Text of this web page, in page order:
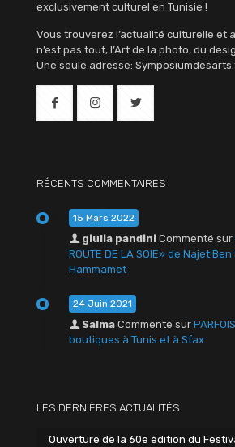
exclusivement culturel en Tunisie !
Vous trouverez l’actualité culturelle et
n’est pas tout, l’Art de la photo, du
Une seule adresse:
RÉCENTS COMMENTAIRES
15 Mars 2022
giulia pandini Commenté sur
ROUTE DE LA SOIE» de Najet
Hammamet
24 Juin 2021
Salma Commenté sur
boutiques à Tunis et à Sfax
LES DERNIÈRES ACTUALITÉS
Ouverture de la 60e édition du